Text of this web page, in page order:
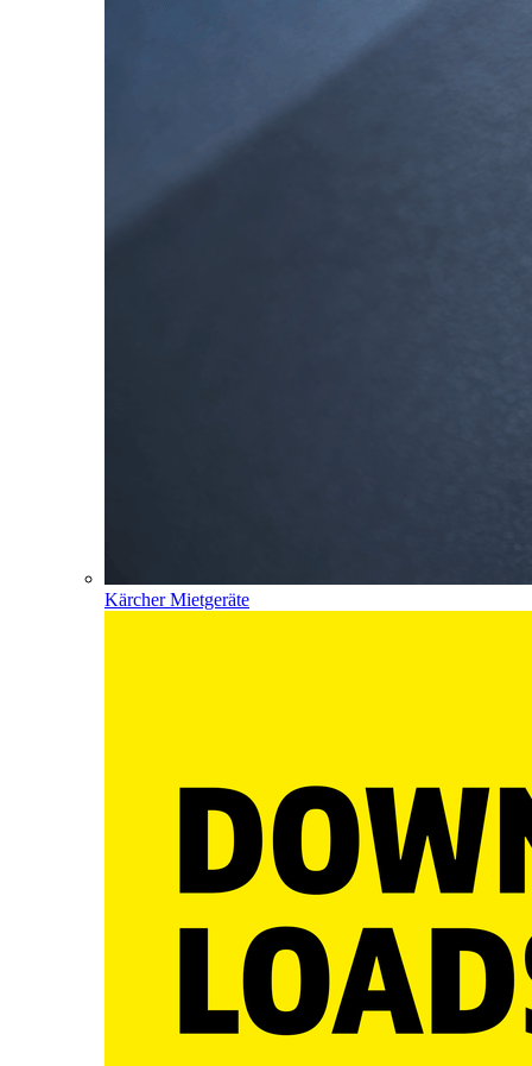
Kärcher Mietgeräte